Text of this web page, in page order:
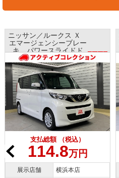
ニッサン／ルークス Ｘ
エマージェンシーブレー
キ パワースライドド
ア ナビ アラウンドビ
ューモニター ETC
レンタアップ
中古車
支払総額 （税込）
114.8万円
展示店舗 横浜本店